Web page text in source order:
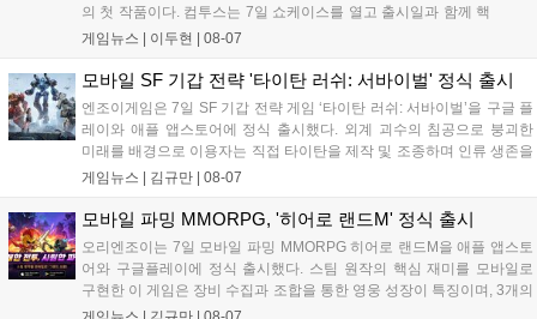
의 첫 작품이다. 컴투스는 7일 쇼케이스를 열고 출시일과 함께 핵
심 콘텐츠, 유료화 정책, 운영 방향을 공개했다. 캐릭터명 선점은
의 오만으로 균열이...
게임뉴스 | 이두현 08-07
모바일 SF 기갑 전략 '타이탄 러쉬: 서바이벌' 정식 출시
엔조이게임은 7일 SF 기갑 전략 게임 ‘타이탄 러쉬: 서바이벌’을 구글 플
레이와 애플 앱스토어에 정식 출시했다. 외계 괴수의 침공으로 붕괴한
미래를 배경으로 이용자는 직접 타이탄을 제작 및 조종하며 인류 생존을
위한 전투를 펼친다. 지휘관 모집, 피난처 운영, 연맹 협동 콘텐츠가 특징
지원 보상을 제공한다. 상세 내용은 공식 커뮤니티에서 확인 가능하다....
게임뉴스 | 김규만 08-07
모바일 파밍 MMORPG, '히어로 랜드M' 정식 출시
오리엔조이는 7일 모바일 파밍 MMORPG 히어로 랜드M을 애플 앱스토
어와 구글플레이에 정식 출시했다. 스팀 원작의 핵심 재미를 모바일로
구현한 이 게임은 장비 수집과 조합을 통한 영웅 성장이 특징이며, 3개의
무기 스킬을 활용한 전략적 전투와 길드전 등 다양한 콘텐츠를 제공한